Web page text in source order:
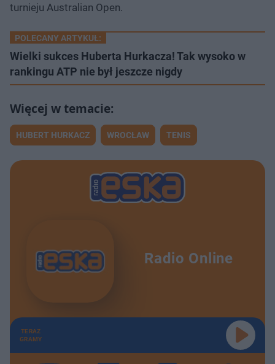
turnieju Australian Open.
POLECANY ARTYKUŁ:
Wielki sukces Huberta Hurkacza! Tak wysoko w
rankingu ATP nie był jeszcze nigdy
HUBERT HURKACZ WROCŁAW TENIS
Radio Online
TERAZ
GRAMY